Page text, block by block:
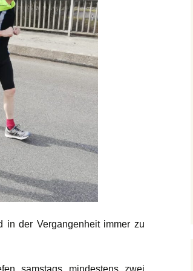
in der Vergangenheit immer zu
samstags mindestens zwei